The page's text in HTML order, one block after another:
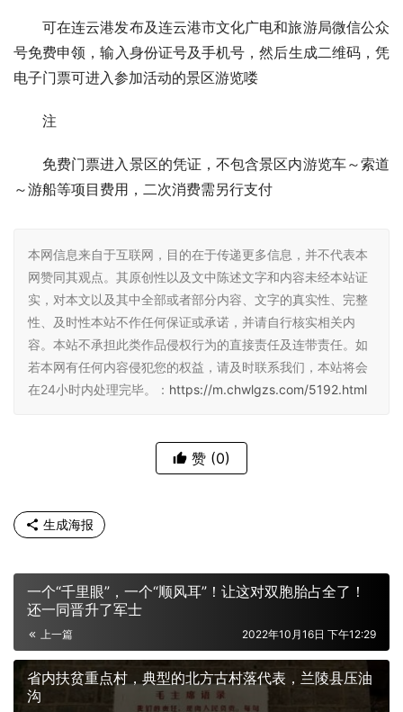
可在连云港发布及连云港市文化广电和旅游局微信公众
号免费申领，输入身份证号及手机号，然后生成二维码，凭
电子门票可进入参加活动的景区游览喽
注
免费门票进入景区的凭证，不包含景区内游览车～索道
～游船等项目费用，二次消费需另行支付
本网信息来自于互联网，目的在于传递更多信息，并不代表本
网赞同其观点。其原创性以及文中陈述文字和内容未经本站证
实，对本文以及其中全部或者部分内容、文字的真实性、完整
性、及时性本站不作任何保证或承诺，并请自行核实相关内
容。本站不承担此类作品侵权行为的直接责任及连带责任。如
若本网有任何内容侵犯您的权益，请及时联系我们，本站将会
在24小时内处理完毕。： https://m.chwlgzs.com/5192.html
赞 (0)
生成海报
一个“千里眼”，一个“顺风耳”！让这对双胞胎占全了！
还一同晋升了军士
上一篇 2022年10月16日 下午12:29
省内扶贫重点村，典型的北方古村落代表，兰陵县压油
沟